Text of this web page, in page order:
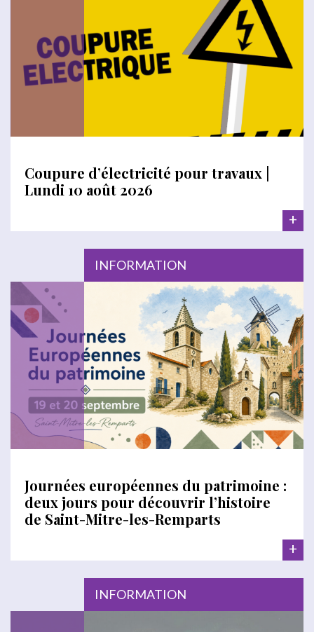
Coupure d’électricité pour travaux |
Lundi 10 août 2026
+
INFORMATION
Journées européennes du patrimoine :
deux jours pour découvrir l’histoire
de Saint-Mitre-les-Remparts
+
INFORMATION